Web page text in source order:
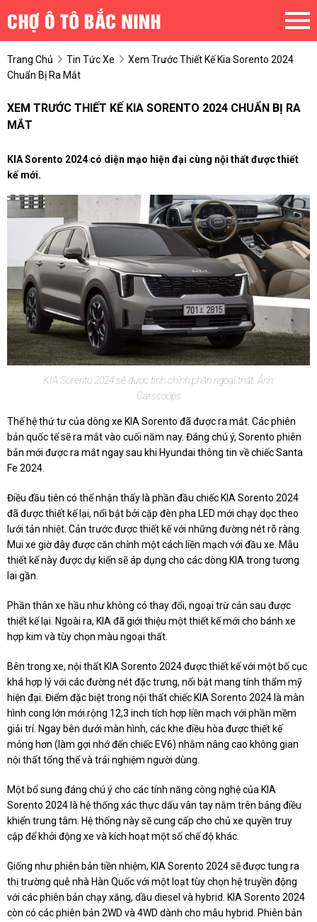
Trang Chủ Tin Tức Xe
Xem Trước Thiết Kế Kia Sorento 2024
Chuẩn Bị Ra Mắt
XEM TRƯỚC THIẾT KẾ KIA SORENTO 2024 CHUẨN BỊ RA
MẮT
KIA Sorento 2024 có diện mạo hiện đại cùng nội thất được thiết
kế mới.
KIA Sorento 2024 sẽ được tinh chỉnh phần ngoại thất. Ảnh:
Carscoops
Thế hệ thứ tư của dòng xe KIA Sorento đã được ra mắt. Các phiên
bản quốc tế sẽ ra mắt vào cuối năm nay. Đáng chú ý, Sorento phiên
bản mới được ra mắt ngay sau khi Hyundai thông tin về chiếc Santa
Fe 2024.
Điều đầu tiên có thể nhận thấy là phần đầu chiếc KIA Sorento 2024
đã được thiết kế lại, nổi bật bởi cặp đèn pha LED mới chạy dọc theo
lưới tản nhiệt. Cản trước được thiết kế với những đường nét rõ ràng.
Mui xe giờ đây được căn chỉnh một cách liền mạch với đầu xe. Mẫu
thiết kế này được dự kiến sẽ áp dụng cho các dòng KIA trong tương
lai gần.
Phần thân xe hầu như không có thay đổi, ngoại trừ cản sau được
thiết kế lại. Ngoài ra, KIA đã giới thiệu một thiết kế mới cho bánh xe
hợp kim và tùy chọn màu ngoại thất.
Bên trong xe, nội thất KIA Sorento 2024 được thiết kế với một bố cục
khá hợp lý với các đường nét đặc trưng, nổi bật mang tính thẩm mỹ
hiện đại. Điểm đặc biệt trong nội thất chiếc KIA Sorento 2024 là màn
hình cong lớn mới rộng 12,3 inch tích hợp liền mạch với phần mềm
giải trí. Ngay bên dưới màn hình, các khe điều hòa được thiết kế
mỏng hơn (làm gợi nhớ đến chiếc EV6) nhằm nâng cao không gian
nội thất tổng thể và trải nghiệm người dùng.
Một bổ sung đáng chú ý cho các tính năng công nghệ của KIA
Sorento 2024 là hệ thống xác thực dấu vân tay nằm trên bảng điều
khiển trung tâm. Hệ thống này sẽ cung cấp cho chủ xe quyền truy
cập để khởi động xe và kích hoạt một số chế độ khác.
Giống như phiên bản tiền nhiệm, KIA Sorento 2024 sẽ được tung ra
thị trường quê nhà Hàn Quốc với một loạt tùy chọn hệ truyền động
với các phiên bản chạy xăng, dầu diesel và hybrid. KIA Sorento 2024
còn có các phiên bản 2WD và 4WD dành cho mẫu hybrid. Phiên bản